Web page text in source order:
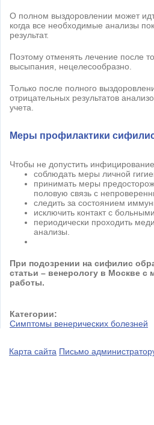
О полном выздоровлении может
когда все необходимые анализы
результат.
Поэтому отменять лечение после
высыпания, нецелесообразно.
Только после полного
отрицательных результатов
учета.
Меры профилактики
Чтобы не допустить
соблюдать меры личной
принимать меры
половую связь с
следить за состоянием
исключить контакт с
периодически проходить
анализы.
При подозрении на сифилис
статьи – венерологу в Москве с
работы.
Категории:
Симптомы венерических болезней
Карта сайта Письмо